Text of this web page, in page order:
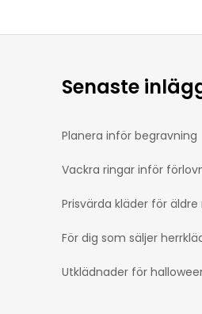
Senaste
Planera inför begravning
Vackra ringar inför
Prisvärda kläder för
För dig som säljer
Utklädnader för